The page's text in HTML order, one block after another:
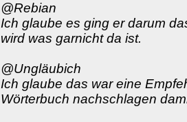
@Rebian
Ich glaube es ging er darum
wird was garnicht da ist.
@Ungläubich
Ich glaube das war eine
Wörterbuch nachschlagen